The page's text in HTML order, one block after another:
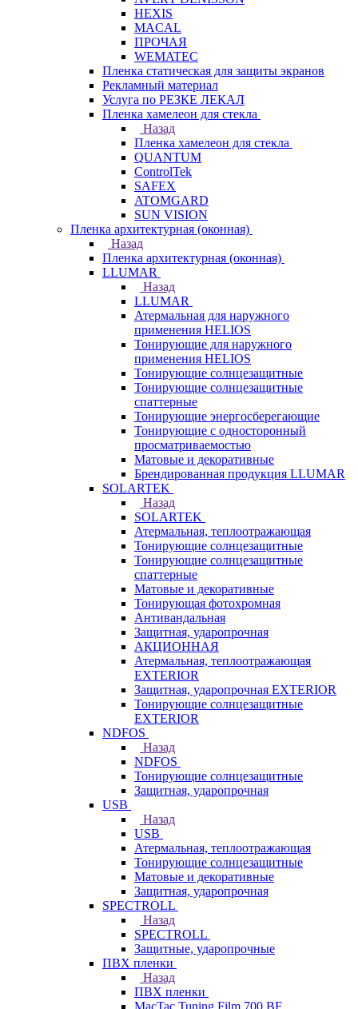
HEXIS
MACAL
ПРОЧАЯ
WEMATEC
Пленка статическая для защиты экранов
Рекламный материал
Услуга по РЕЗКЕ ЛЕКАЛ
Пленка хамелеон для стекла
Назад
Пленка хамелеон для стекла
QUANTUM
ControlTek
SAFEX
ATOMGARD
SUN VISION
Пленка архитектурная (оконная)
Назад
Пленка архитектурная (оконная)
LLUMAR
Назад
LLUMAR
Атермальная для наружного
применения HELIOS
Тонирующие для наружного
применения HELIOS
Тонирующие солнцезащитные
Тонирующие солнцезащитные
спаттерные
Тонирующие энергосберегающие
Тонирующие с односторонный
просматриваемостью
Матовые и декоративные
Брендированная продукция LLUMAR
SOLARTEK
Назад
SOLARTEK
Атермальная, теплоотражающая
Тонирующие солнцезащитные
Тонирующие солнцезащитные
спаттерные
Матовые и декоративные
Тонирующая фотохромная
Антивандальная
Защитная, ударопрочная
АКЦИОННАЯ
Атермальная, теплоотражающая
EXTERIOR
Защитная, ударопрочная EXTERIOR
Тонирующие солнцезащитные
EXTERIOR
NDFOS
Назад
NDFOS
Тонирующие солнцезащитные
Защитная, ударопрочная
USB
Назад
USB
Атермальная, теплоотражающая
Тонирующие солнцезащитные
Матовые и декоративные
Защитная, ударопрочная
SPECTROLL
Назад
SPECTROLL
Защитные, ударопрочные
ПВХ пленки
Назад
ПВХ пленки
MacTac Tuning Film 700 BF